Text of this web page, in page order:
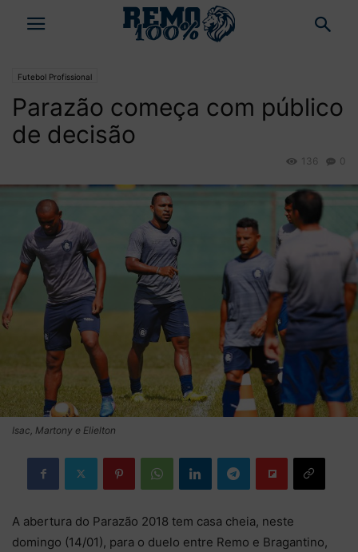
Futebol Profissional
Parazão começa com público
de decisão
0
136
Isac, Martony e Elielton
A abertura do Parazão 2018 tem casa cheia, neste
domingo (14/01), para o duelo entre Remo e Bragantino,